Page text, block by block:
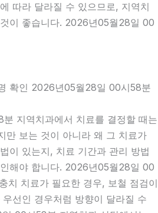
따라 달라질 수 있으므로, 지역치
이 좋습니다. 2026년05월28일 00
확인 2026년05월28일 00시58분
지역치과에서 치료를 결정할 때는
만 보는 것이 아니라 왜 그 치료가
이 있는지, 치료 기간과 관리 방법
해야 합니다. 2026년05월28일 00
치 치료가 필요한 경우, 보철 점검이
선인 경우처럼 방향이 달라질 수